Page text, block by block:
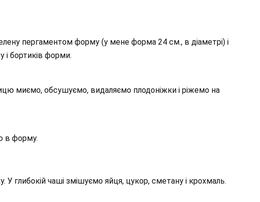
пергаментом форму (у мене форма 24 см., в діаметрі) і
і бортиків форми.
миємо, обсушуємо, видаляємо плодоніжки і ріжемо на
в форму.
У глибокій чаші змішуємо яйця, цукор, сметану і крохмаль.